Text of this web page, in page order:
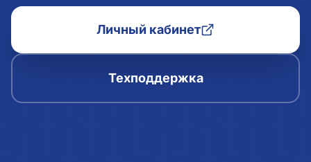
Личный кабинет
Техподдержка